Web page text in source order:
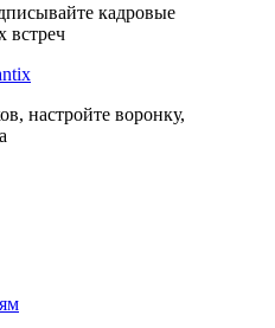
кадровые
встреч
настройте воронку,